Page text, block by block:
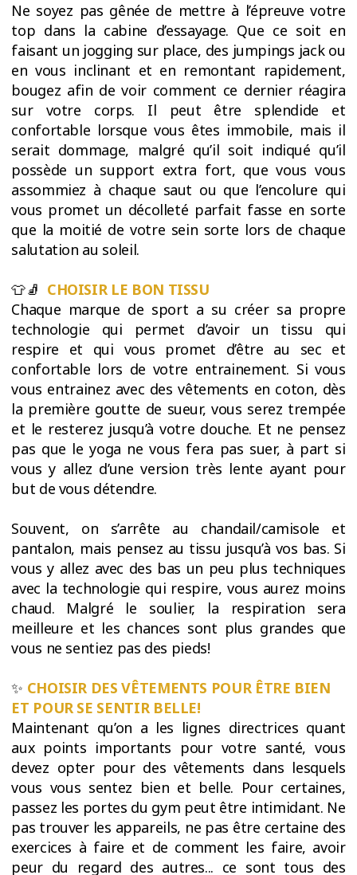
Ne soyez pas gênée de mettre à l’épreuve votre
top dans la cabine d’essayage. Que ce soit en
faisant un jogging sur place, des jumpings jack ou
en vous inclinant et en remontant rapidement,
bougez afin de voir comment ce dernier réagira
sur votre corps. Il peut être splendide et
confortable lorsque vous êtes immobile, mais il
serait dommage, malgré qu’il soit indiqué qu’il
possède un support extra fort, que vous vous
assommiez à chaque saut ou que l’encolure qui
vous promet un décolleté parfait fasse en sorte
que la moitié de votre sein sorte lors de chaque
salutation au soleil.
👕🧦 CHOISIR LE BON TISSU
Chaque marque de sport a su créer sa propre
technologie qui permet d’avoir un tissu qui
respire et qui vous promet d’être au sec et
confortable lors de votre entrainement. Si vous
vous entrainez avec des vêtements en coton, dès
la première goutte de sueur, vous serez trempée
et le resterez jusqu’à votre douche. Et ne pensez
pas que le yoga ne vous fera pas suer, à part si
vous y allez d’une version très lente ayant pour
but de vous détendre.
Souvent, on s’arrête au chandail/camisole et
pantalon, mais pensez au tissu jusqu’à vos bas. Si
vous y allez avec des bas un peu plus techniques
avec la technologie qui respire, vous aurez moins
chaud. Malgré le soulier, la respiration sera
meilleure et les chances sont plus grandes que
vous ne sentiez pas des pieds!
✨ CHOISIR DES VÊTEMENTS POUR ÊTRE BIEN
ET POUR SE SENTIR BELLE!
Maintenant qu’on a les lignes directrices quant
aux points importants pour votre santé, vous
devez opter pour des vêtements dans lesquels
vous vous sentez bien et belle. Pour certaines,
passez les portes du gym peut être intimidant. Ne
pas trouver les appareils, ne pas être certaine des
exercices à faire et de comment les faire, avoir
peur du regard des autres... ce sont tous des